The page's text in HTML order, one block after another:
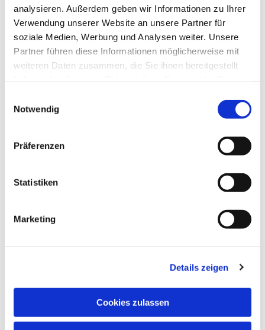
analysieren. Außerdem geben wir Informationen zu Ihrer
Verwendung unserer Website an unsere Partner für
soziale Medien, Werbung und Analysen weiter. Unsere
Partner führen diese Informationen möglicherweise mit
weiteren Daten zusammen, die Sie ihnen bereitgestellt
Notwendig
Präferenzen
Statistiken
Marketing
Details zeigen
Cookies zulassen
Dies könnte Sie auch